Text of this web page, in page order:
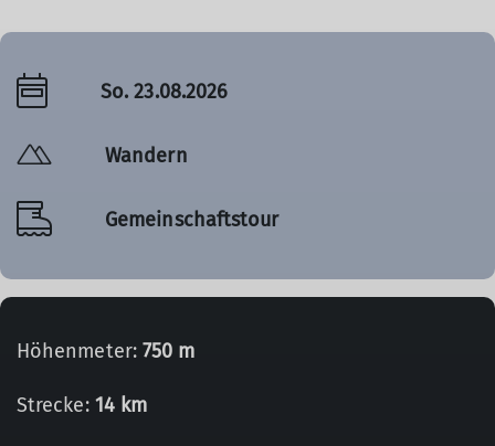
So. 23.08.2026
Wandern
Gemeinschaftstour
Höhenmeter: 750 m
Strecke: 14 km